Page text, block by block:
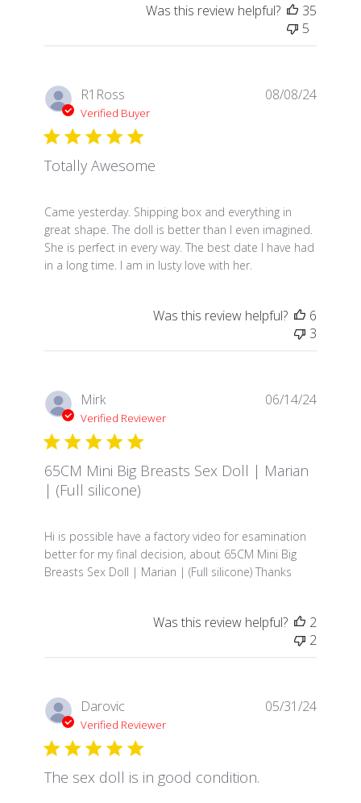
Was this review helpful?
35
5
R1Ross
Verified Buyer
Totally Awesome
Came yesterday. Shipping box and everything in
great shape. The doll is better than I even imagined.
She is perfect in every way. The best date I have had
in a long time. I am in lusty love with her.
read more about review content Came yesterday.
08/08/24
Was this review helpful?
6
3
Mirk
Verified Reviewer
65CM Mini Big Breasts Sex Doll | Marian
| (Full silicone)
Hi is possible have a factory video for esamination
better for my final decision, about 65CM Mini Big
Breasts Sex Doll | Marian | (Full silicone) Thanks
read more about review content Hi is possible have
06/14/24
Was this review helpful?
2
2
Darovic
Verified Reviewer
The sex doll is in good condition.
05/31/24